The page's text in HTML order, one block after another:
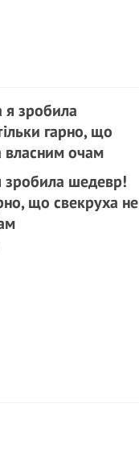
зробила шедевр!
що свекруха не